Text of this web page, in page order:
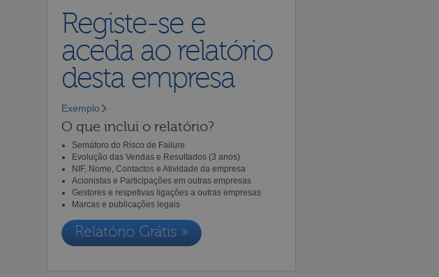
Registe-se e
aceda ao relatório
desta empresa
Exemplo
O que inclui o relatório?
Semáforo do Risco de Failure
Evolução das Vendas e Resultados (3 anos)
NIF, Nome, Contactos e Atividade da empresa
Acionistas e Participações em outras empresas
Gestores e respetivas ligações a outras empresas
Marcas e publicações legais
Relatório Grátis »